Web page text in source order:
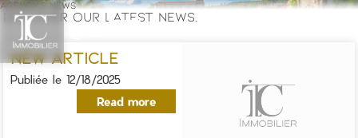
AGENCY'S NEWS
Discover our latest news.
New Article
Publiée le12/18/2025
Read more